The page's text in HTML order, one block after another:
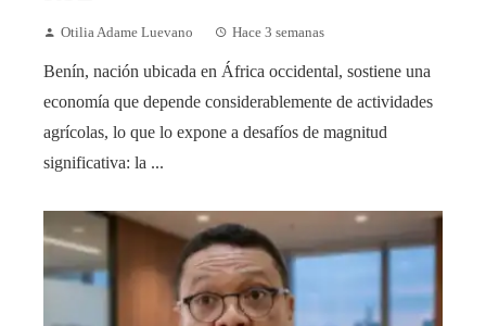
Otilia Adame Luevano Hace 3 semanas
Benín, nación ubicada en África occidental, sostiene una
economía que depende considerablemente de actividades
agrícolas, lo que lo expone a desafíos de magnitud
significativa: la ...